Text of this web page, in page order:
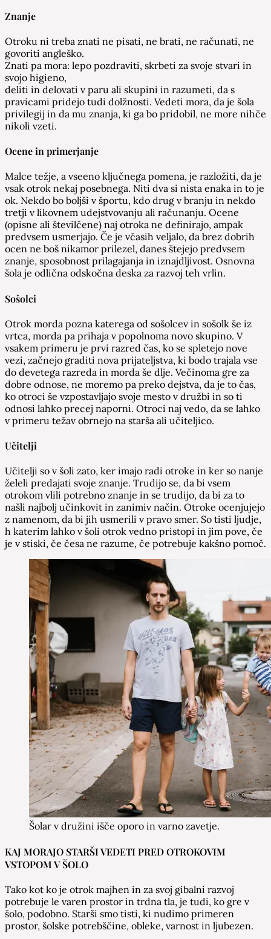
Znanje
Otroku ni treba znati ne pisati, ne brati, ne računati, ne
govoriti angleško.
Znati pa mora: lepo pozdraviti, skrbeti za svoje stvari in
svojo higieno,
deliti in delovati v paru ali skupini in razumeti, da s
pravicami pridejo tudi dolžnosti. Vedeti mora, da je šola
privilegij in da mu znanja, ki ga bo pridobil, ne more nihče
nikoli vzeti.
Ocene in primerjanje
Malce težje, a vseeno ključnega pomena, je razložiti, da je
vsak otrok nekaj posebnega. Niti dva si nista enaka in to je
ok. Nekdo bo boljši v športu, kdo drug v branju in nekdo
tretji v likovnem udejstvovanju ali računanju. Ocene
(opisne ali številčene) naj otroka ne definirajo, ampak
predvsem usmerjajo. Če je včasih veljalo, da brez dobrih
ocen ne boš nikamor prilezel, danes štejejo predvsem
znanje, sposobnost prilagajanja in iznajdljivost. Osnovna
šola je odlična odskočna deska za razvoj teh vrlin.
Sošolci
Otrok morda pozna katerega od sošolcev in sošolk še iz
vrtca, morda pa prihaja v popolnoma novo skupino. V
vsakem primeru je prvi razred čas, ko se spletejo nove
vezi, začnejo graditi nova prijateljstva, ki bodo trajala vse
do devetega razreda in morda še dlje. Večinoma gre za
dobre odnose, ne moremo pa preko dejstva, da je to čas,
ko otroci še vzpostavljajo svoje mesto v družbi in so ti
odnosi lahko precej naporni. Otroci naj vedo, da se lahko
v primeru težav obrnejo na starša ali učiteljico.
Učitelji
Učitelji so v šoli zato, ker imajo radi otroke in ker so nanje
želeli predajati svoje znanje. Trudijo se, da bi vsem
otrokom vlili potrebno znanje in se trudijo, da bi za to
našli najbolj učinkovit in zanimiv način. Otroke ocenjujejo
z namenom, da bi jih usmerili v pravo smer. So tisti ljudje,
h katerim lahko v šoli otrok vedno pristopi in jim pove, če
je v stiski, če česa ne razume, če potrebuje kakšno pomoč.
Šolar v družini išče oporo in varno zavetje.
KAJ MORAJO STARŠI VEDETI PRED OTROKOVIM
VSTOPOM V ŠOLO
Tako kot ko je otrok majhen in za svoj gibalni razvoj
potrebuje le varen prostor in trdna tla, je tudi, ko gre v
šolo, podobno. Starši smo tisti, ki nudimo primeren
prostor, šolske potrebščine, obleke, varnost in ljubezen.